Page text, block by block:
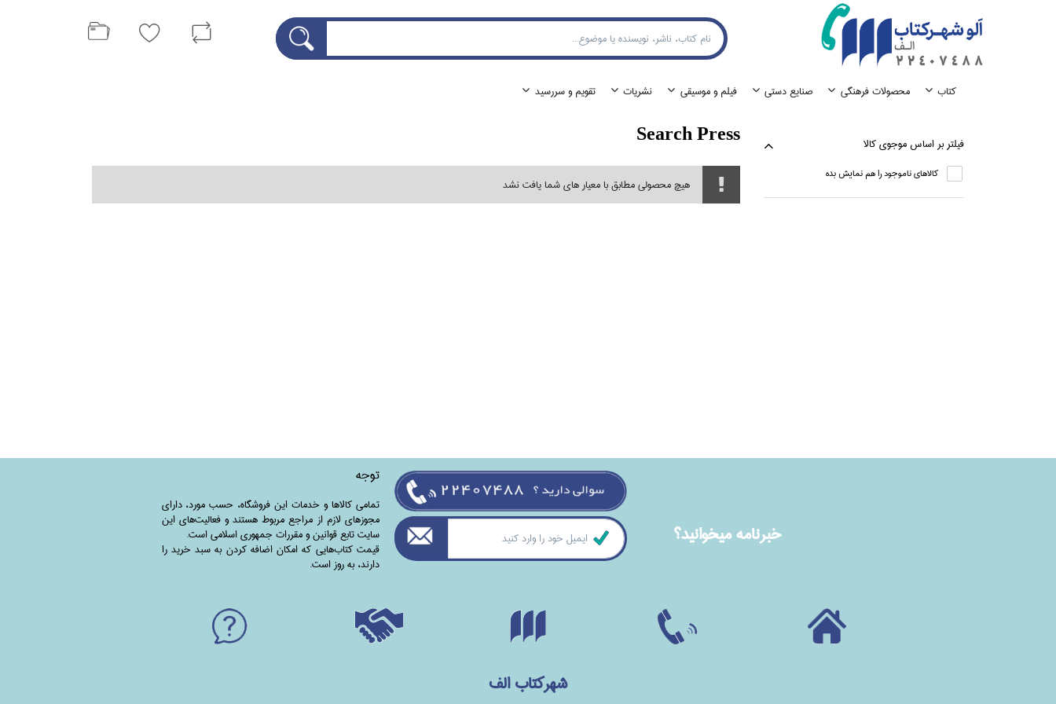
كتاب محصولات فرهنگي صنايع دستي فيلم و موسيقي نشريات تقويم و سررسيد
فيلتر بر اساس موجوي كالا
كالاهاي ناموجود را هم نمايش بده
Search Press
هیچ محصولی مطابق با معیار های شما یافت نشد
خبرنامه ميخوانيد؟
توجه
تمامی‌ کالاها و خدمات این فروشگاه، حسب مورد،‌ دارای
مجوزهای لازم از مراجع مربوط هستند ‌و‌‌ فعالیت‌های این
سایت تابع قوانین و مقررات جمهوری اسلامی است.
قیمت کتاب‌هایی که امکان اضافه کردن به سبد خرید را
دارند،‌ به روز است.
شهرکتاب الف